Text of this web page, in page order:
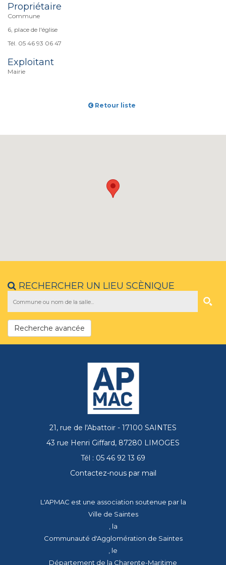
Propriétaire
Commune
6, place de l'église
Tél. 05 46 93 06 47
Exploitant
Mairie
Retour liste
RECHERCHER UN LIEU SCÈNIQUE
Recherche avancée
21, rue de l'Abattoir - 17100 SAINTES
43 rue Henri Giffard, 87280 LIMOGES
Tél : 05 46 92 13 69
Contactez-nous par mail
L'APMAC est une association soutenue par la
Ville de Saintes
, la
Communauté d'Agglomération de Saintes
, le
Département de la Charente-Maritime